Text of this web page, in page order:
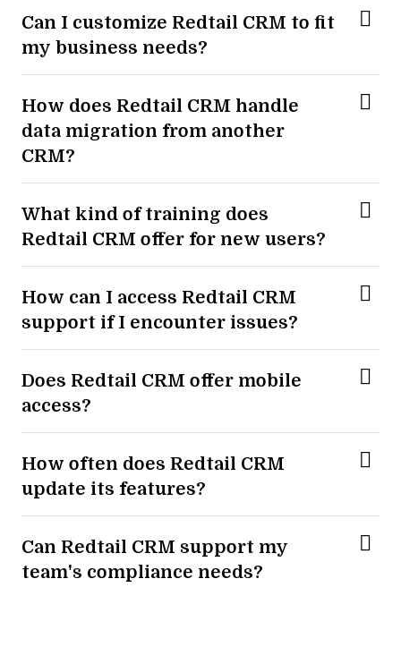
Can I customize Redtail CRM to fit
my business needs?
How does Redtail CRM handle
data migration from another
CRM?
What kind of training does
Redtail CRM offer for new users?
How can I access Redtail CRM
support if I encounter issues?
Does Redtail CRM offer mobile
access?
How often does Redtail CRM
update its features?
Can Redtail CRM support my
team's compliance needs?